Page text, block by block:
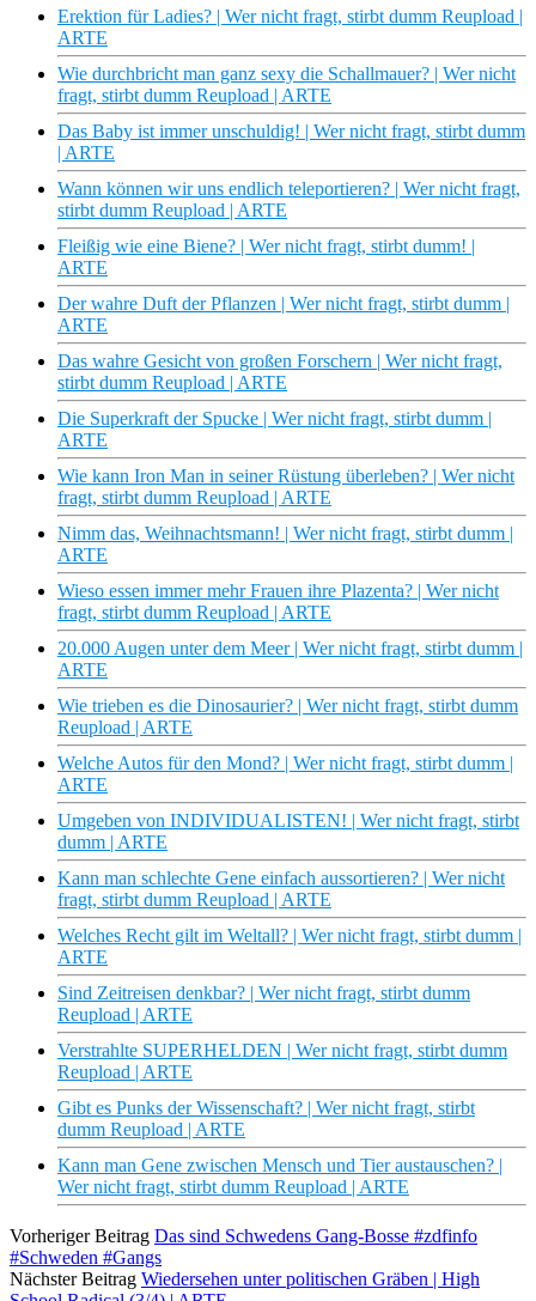
Erektion für Ladies? | Wer nicht fragt, stirbt dumm Reupload |
ARTE
Wie durchbricht man ganz sexy die Schallmauer? | Wer nicht
fragt, stirbt dumm Reupload | ARTE
Das Baby ist immer unschuldig! | Wer nicht fragt, stirbt dumm
| ARTE
Wann können wir uns endlich teleportieren? | Wer nicht fragt,
stirbt dumm Reupload | ARTE
Fleißig wie eine Biene? | Wer nicht fragt, stirbt dumm! |
ARTE
Der wahre Duft der Pflanzen | Wer nicht fragt, stirbt dumm |
ARTE
Das wahre Gesicht von großen Forschern | Wer nicht fragt,
stirbt dumm Reupload | ARTE
Die Superkraft der Spucke | Wer nicht fragt, stirbt dumm |
ARTE
Wie kann Iron Man in seiner Rüstung überleben? | Wer nicht
fragt, stirbt dumm Reupload | ARTE
Nimm das, Weihnachtsmann! | Wer nicht fragt, stirbt dumm |
ARTE
Wieso essen immer mehr Frauen ihre Plazenta? | Wer nicht
fragt, stirbt dumm Reupload | ARTE
20.000 Augen unter dem Meer | Wer nicht fragt, stirbt dumm |
ARTE
Wie trieben es die Dinosaurier? | Wer nicht fragt, stirbt dumm
Reupload | ARTE
Welche Autos für den Mond? | Wer nicht fragt, stirbt dumm |
ARTE
Umgeben von INDIVIDUALISTEN! | Wer nicht fragt, stirbt
dumm | ARTE
Kann man schlechte Gene einfach aussortieren? | Wer nicht
fragt, stirbt dumm Reupload | ARTE
Welches Recht gilt im Weltall? | Wer nicht fragt, stirbt dumm |
ARTE
Sind Zeitreisen denkbar? | Wer nicht fragt, stirbt dumm
Reupload | ARTE
Verstrahlte SUPERHELDEN | Wer nicht fragt, stirbt dumm
Reupload | ARTE
Gibt es Punks der Wissenschaft? | Wer nicht fragt, stirbt
dumm Reupload | ARTE
Kann man Gene zwischen Mensch und Tier austauschen? |
Wer nicht fragt, stirbt dumm Reupload | ARTE
Vorheriger Beitrag Das sind Schwedens Gang-Bosse #zdfinfo
#Schweden #Gangs
Nächster Beitrag Wiedersehen unter politischen Gräben | High